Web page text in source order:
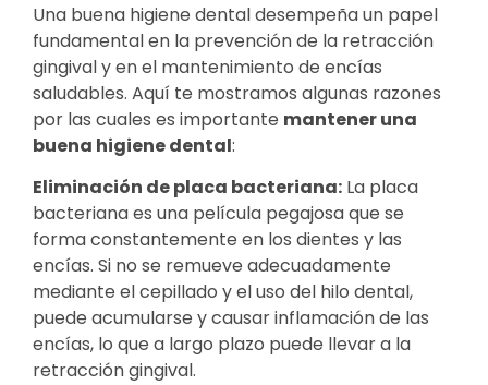
Una buena higiene dental desempeña un papel
fundamental en la prevención de la retracción
gingival y en el mantenimiento de encías
saludables. Aquí te mostramos algunas razones
por las cuales es importante mantener una
buena higiene dental:
Eliminación de placa bacteriana: La placa
bacteriana es una película pegajosa que se
forma constantemente en los dientes y las
encías. Si no se remueve adecuadamente
mediante el cepillado y el uso del hilo dental,
puede acumularse y causar inflamación de las
encías, lo que a largo plazo puede llevar a la
retracción gingival.